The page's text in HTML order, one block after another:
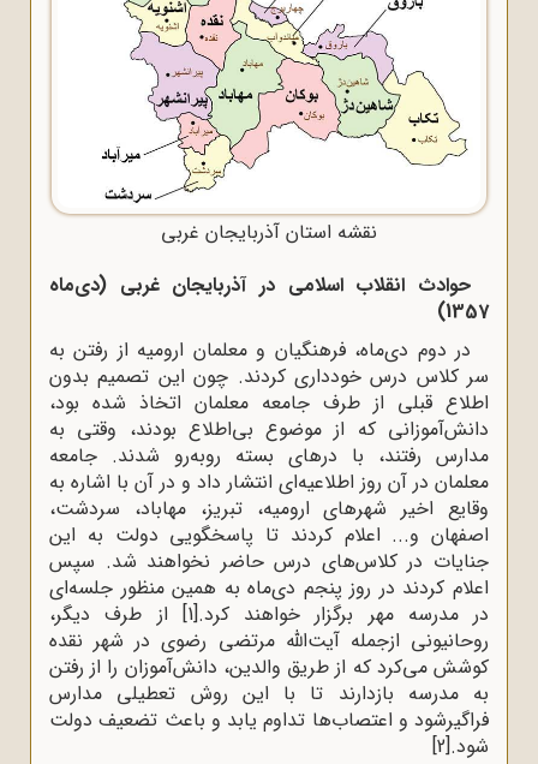
نقشه استان آذربایجان غربی
حوادث انقلاب اسلامی در آذربایجان غربی (دی‌ماه
1357)
در دوم دی‌ماه، فرهنگیان و معلمان ارومیه از رفتن به
سر کلاس درس خودداری کردند. چون این تصمیم بدون
اطلاع قبلی از طرف جامعه معلمان اتخاذ شده بود،
دانش‌آموزانی که از موضوع بی‌اطلاع بودند، وقتی به
مدارس رفتند، با درهای بسته روبه‌رو شدند. جامعه
معلمان در آن روز اطلاعیه‌ای انتشار داد و در آن با اشاره به
وقایع اخیر شهرهای ارومیه، تبریز، مهاباد، سردشت،
اصفهان و... اعلام کردند تا پاسخگویی دولت به این
جنایات در کلاس‌های درس حاضر نخواهند شد. سپس
اعلام کردند در روز پنجم دی‌ماه به همین منظور جلسه‌ای
در مدرسه مهر برگزار خواهند کرد.[1]
از طرف دیگر،
روحانیونی ازجمله آیت‌الله مرتضی رضوی در شهر نقده
کوشش می‌کرد که از طریق والدین، دانش‌آموزان را از رفتن
به مدرسه بازدارند تا با این روش تعطیلی مدارس
فراگیرشود و اعتصاب‌ها تداوم یابد و باعث تضعیف دولت
شود.[2]